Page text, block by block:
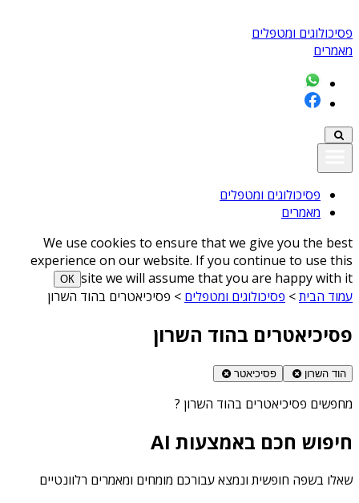
פסיכולוגים ומטפלים
מאמרים
פסיכולוגים ומטפלים
מאמרים
We use cookies to ensure that we give you the best
experience on our website. If you continue to use this
site we will assume that you are happy with it
ОК
עמוד הבית> פסיכולוגים ומטפלים > פסיכיאטרים בהוד השרון
פסיכיאטרים בהוד השרון
הוד השרון פסיכיאטר
מחפשים פסיכיאטרים בהוד השרון ?
חיפוש חכם באמצעות AI
שאלו בשפה חופשית ונמצא עבורכם מומחים ומאמרים רלוונטיים